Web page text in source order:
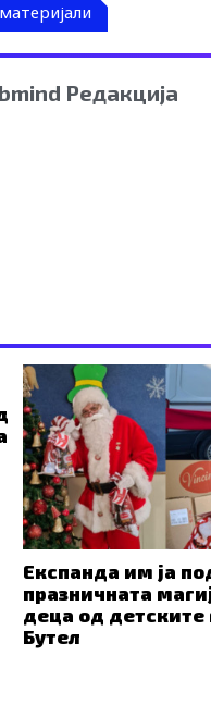
Редакција
Експанда им ја
празничната
деца од детските
Бутел